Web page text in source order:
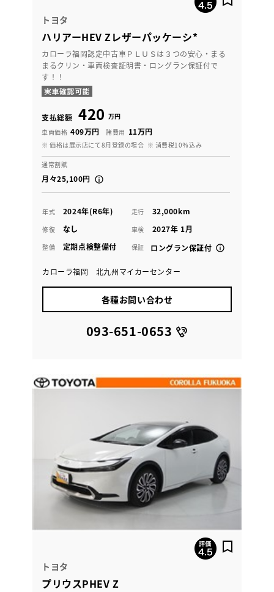
トヨタ
ハリアーHEV Zレザーパッケーシ*
カローラ福岡認定中古車ＰＬＵＳは３つの安心・まる
まるクリン・車両検査証明書・ロングラン保証付で
す！！
支払総額 420 万円
車両価格 409万円 諸費用 11万円
※ 価格は展示店にて8月登録の場合 ※ 消費税10％込み
通常割賦
月々25,100円
年式 2024年(R6年) 走行 32,000km
修復 なし 車検 2027年 1月
整備 定期点検整備付 保証 ロングラン保証付
カローラ福岡 北九州マイカーセンター
各種お問い合わせ
093-651-0653
トヨタ
プリウスPHEV Z